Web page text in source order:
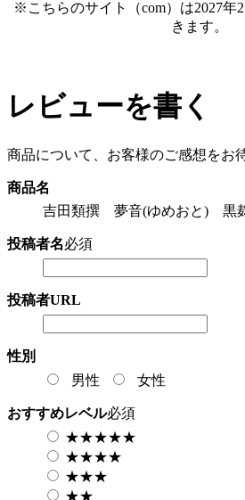
※こちらのサイト（com）は2027年
きます。
レビューを書く
商品について、お客様のご感想をお
商品名
吉田類撰 夢音(ゆめおと) 黒
投稿者名必須
投稿者URL
性別
男性
女性
おすすめレベル必須
★★★★★
★★★★
★★★
★★